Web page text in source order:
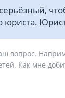
юриста.